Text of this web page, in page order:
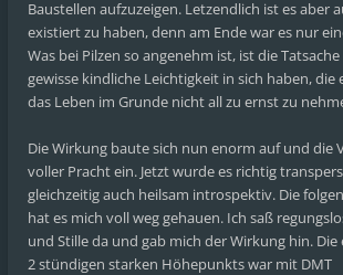
Baustellen aufzuzeigen. Letzendlich ist es aber
existiert zu haben, denn am Ende war es nur
Was bei Pilzen so angenehm ist, ist die
gewisse kindliche Leichtigkeit in sich haben, die
das Leben im Grunde nicht all zu ernst zu
Die Wirkung baute sich nun enorm auf und die
voller Pracht ein. Jetzt wurde es richtig
gleichzeitig auch heilsam introspektiv. Die
hat es mich voll weg gehauen. Ich saß
und Stille da und gab mich der Wirkung hin. Die
2 stündigen starken Höhepunkts war mit DMT